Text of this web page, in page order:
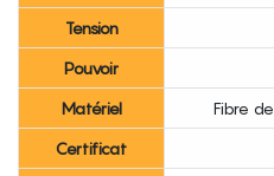
Tension
Pouvoir
Matériel
Fibre
Certificat